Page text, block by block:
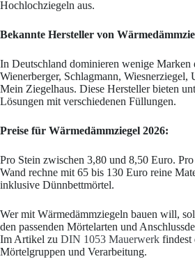
Hochlochziegeln aus.
Bekannte Hersteller von
In Deutschland dominieren wenige Marken
Wienerberger, Schlagmann, Wiesnerziegel,
Mein Ziegelhaus. Diese Hersteller bieten
Lösungen mit verschiedenen Füllungen.
Preise für Wärmedämmziegel 2026:
Pro Stein zwischen 3,80 und 8,50 Euro.
Wand rechne mit 65 bis 130 Euro reine
inklusive Dünnbettmörtel.
Wer mit Wärmedämmziegeln bauen will,
den passenden Mörtelarten und
Im Artikel zu DIN 1053 Mauerwerk findest
Mörtelgruppen und Verarbeitung.